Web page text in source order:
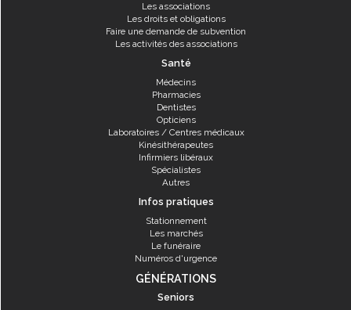
Les associations
Les droits et obligations
Faire une demande de subvention
Les activités des associations
Santé
Médecins
Pharmacies
Dentistes
Opticiens
Laboratoires / Centres médicaux
Kinésithérapeutes
Infirmiers libéraux
Spécialistes
Autres
Infos pratiques
Stationnement
Les marchés
Le funéraire
Numéros d'urgence
GÉNÉRATIONS
Seniors